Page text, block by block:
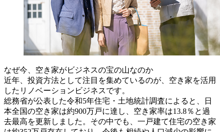
なぜ今、空き家がビジネスの宝の山なのか
近年、投資方法として注目を集めているのが、空き家を活用
したリノベーションビジネスです。
総務省が公表した令和5年住宅・土地統計調査によると、日
本全国の空き家は約900万戸に達し、空き家率は13.8％と過
去最高を更新しました。その中でも、一戸建て住宅の空き家